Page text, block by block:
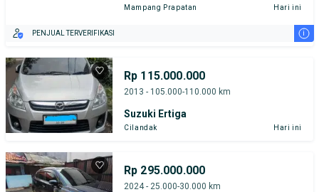
Mampang Prapatan Hari ini
PENJUAL TERVERIFIKASI i
Rp 115.000.000
2013 - 105.000-110.000 km
Suzuki Ertiga
Cilandak Hari ini
Rp 295.000.000
2024 - 25.000-30.000 km